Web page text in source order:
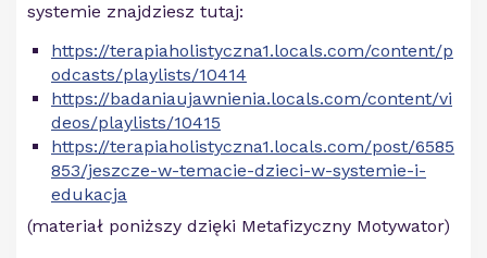
systemie znajdziesz tutaj:
https://terapiaholistyczna1.locals.com/content/p
odcasts/playlists/10414
https://badaniaujawnienia.locals.com/content/vi
deos/playlists/10415
https://terapiaholistyczna1.locals.com/post/6585
853/jeszcze-w-temacie-dzieci-w-systemie-i-
edukacja
(materiał poniższy dzięki Metafizyczny Motywator)